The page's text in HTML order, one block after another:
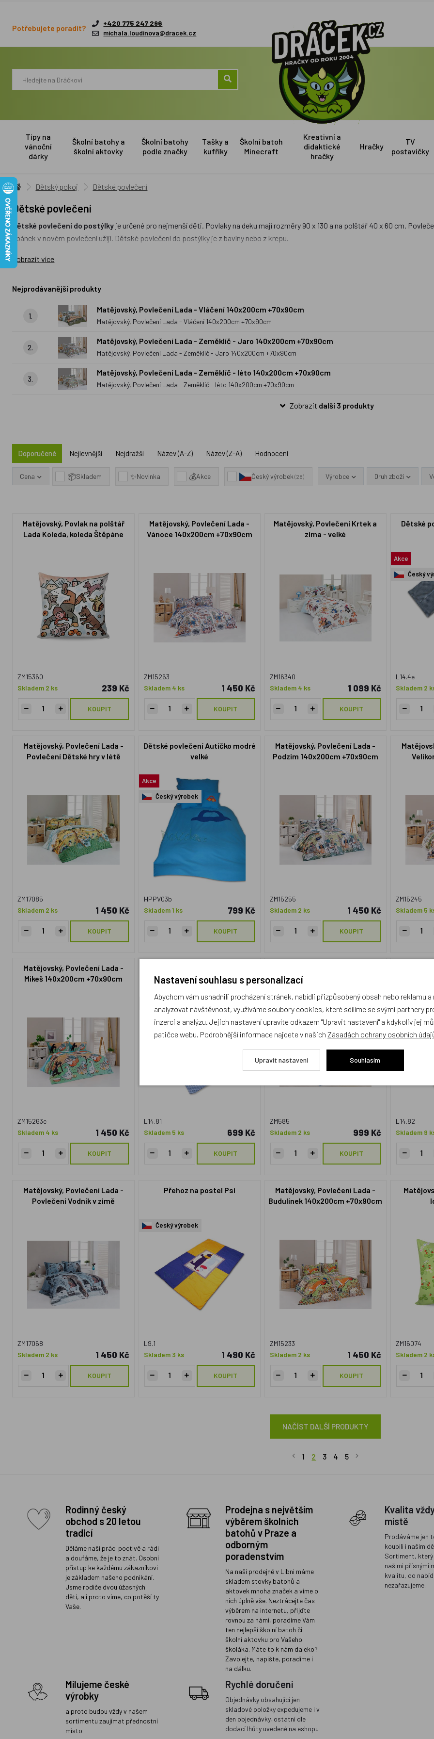
Potřebujete poradit?
+420 775 247 296
michala.loudinova@dracek.cz
Tipy na
vánoční
dárky
Školní batohy a
školní aktovky
Školní batohy
podle značky
Tašky a
kufříky
Školní batoh
Minecraft
Kreativní a
didaktické
hračky
Hračky
TV
postavičky
Dětský pokoj Dětské povlečení
Dětské povlečení
Dětské povlečení do postýlky je určené pro nejmenší děti. Povlaky na deku mají rozměry 90 x 130 a na polštář 40 x 60 cm.
spánek v novém povlečení užijí. Dětské povlečení do postýlky je z bavlny nebo z krepu.
Dětské povlečení do postele
postele použity krep, bavlna a flanel. Mezi nejoblíbenější motivy pak patří samozřejmě
žádném pokojíčku u sousedů.
Zobrazit více
Nejprodávanější produkty
1.
Matějovský, Povlečení Lada - Vláčení 140x200cm +70x90cm
Matějovský, Povlečení Lada - Vláčení 140x200cm +70x90cm
2.
Matějovský, Povlečení Lada - Zeměklíč - Jaro 140x200cm +70x90cm
Matějovský, Povlečení Lada - Zeměklíč - Jaro 140x200cm +70x90cm
3.
Matějovský, Povlečení Lada - Zeměklíč - léto 140x200cm +70x90cm
Matějovský, Povlečení Lada - Zeměklíč - léto 140x200cm +70x90cm
Zobrazit další 3 produkty
Doporučené Nejlevnější Nejdražší Název (A-Z) Název (Z-A) Hodnocení
Cena 📦Skladem ✨Novinka 💰Akce Český výrobek (28) Výrobce Druh zboží
Matějovský, Povlak na polštář
Lada Koleda, koleda Štěpáne
ZM15360
Skladem 2 ks
239 Kč
KOUPIT
Matějovský, Povlečení Lada -
Vánoce 140x200cm +70x90cm
ZM15263
Skladem 4 ks
1 450 Kč
KOUPIT
Matějovský, Povlečení Krtek a
zima - velké
ZM16340
Skladem 4 ks
1 099 Kč
KOUPIT
Dětské
Akce
Český
L14.4e
Skladem 2
Matějovský, Povlečení Lada -
Povlečení Dětské hry v létě
ZM17085
Skladem 2 ks
1 450 Kč
KOUPIT
Dětské povlečení Autíčko modré
velké
Akce
Český výrobek
HPPV03b
Skladem 1 ks
799 Kč
KOUPIT
Matějovský, Povlečení Lada -
Podzim 140x200cm +70x90cm
ZM15255
Skladem 2 ks
1 450 Kč
KOUPIT
ZM15245
Skladem 5
Matějovský, Povlečení Lada -
Mikeš 140x200cm +70x90cm
ZM15263c
Skladem 4 ks
1 450 Kč
KOUPIT
malé
Český výrobek
L14.81
Skladem 5 ks
699 Kč
KOUPIT
jahůdky - bavlna velké
ZM585
Skladem 2 ks
999 Kč
KOUPIT
Český
L14.82
Skladem 9
Matějovský, Povlečení Lada -
Povlečení Vodník v zimě
ZM17068
Skladem 2 ks
1 450 Kč
KOUPIT
Přehoz na postel Psi
Český výrobek
L9.1
Skladem 3 ks
1 490 Kč
KOUPIT
Matějovský, Povlečení Lada -
Budulínek 140x200cm +70x90cm
ZM15233
Skladem 2 ks
1 450 Kč
KOUPIT
ZM16074
Skladem 2
NAČÍST DALŠÍ PRODUKTY
1 2 3 4 5
Rodinný český
obchod s 20 letou
tradicí
Děláme naši práci poctivě a rádi
a doufáme, že je to znát. Osobní
přístup ke každému zákazníkovi
je základem našeho podnikání.
Jsme rodiče dvou úžasných
dětí, a i proto víme, co potěší ty
Vaše.
Prodejna s největším
výběrem školních
batohů v Praze a
odborným
poradenstvím
Na naší prodejně v Libni máme
skladem stovky batohů a
aktovek mnoha značek a víme o
nich úplně vše. Neztrácejte čas
výběrem na internetu, přijďte
rovnou za námi, poradíme Vám
ten nejlepší školní batoh či
školní aktovku pro Vašeho
školáka. Máte to k nám daleko?
Zavolejte, napište, poradíme i
na dálku.
Kvalita
místě
Prodáváme jen
koupili i našim
Sortiment, který
našimi přísnými
kvalitu, do
nezařazujeme.
Milujeme české
výrobky
a proto budou vždy v našem
sortimentu zaujímat přednostní
místo
Rychlé doručení
Objednávky obsahující jen
skladové položky expedujeme i v
den objednávky, ostatní dle
dodací lhůty uvedené na eshopu
Nastavení souhlasu s personalizací
Abychom vám usnadnili procházení stránek, nabídli přizpůsobený obsah nebo reklamu
analyzovat návštěvnost, využíváme soubory cookies, které sdílíme se svými partnery
inzerci a analýzu. Jejich nastavení upravíte odkazem "Upravit nastavení" a kdykoliv jej
patičce webu. Podrobnější informace najdete v našich Zásadách ochrany osobních
Upravit nastavení Souhlasím